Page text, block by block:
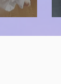
た。